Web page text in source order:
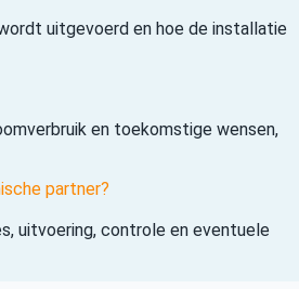
uitgevoerd en hoe de installatie
en toekomstige wensen,
partner?
uitvoering, controle en eventuele